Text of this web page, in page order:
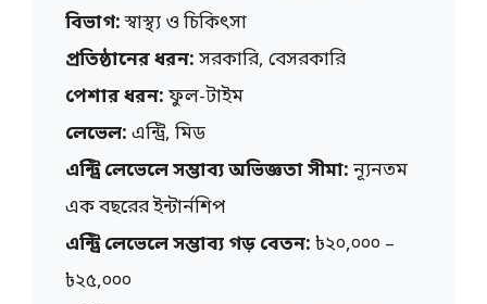
বিভাগ:স্বাস্থ্য ও চিকিৎসা
প্রতিষ্ঠানের ধরন: সরকারি, বেসরকারি
পেশার ধরন: ফুল-টাইম
লেভেল: এন্ট্রি, মিড
এন্ট্রি লেভেলে সম্ভাব্য অভিজ্ঞতা সীমা: ন্যূনতম
এক বছরের ইন্টার্নশিপ
এন্ট্রি লেভেলে সম্ভাব্য গড় বেতন: ৳২০,০০০ –
৳২৫,০০০